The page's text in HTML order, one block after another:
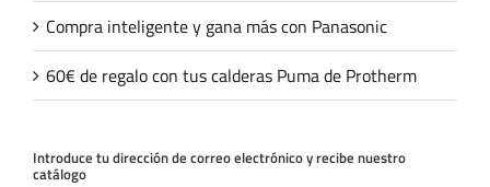
Compra inteligente y gana más con Panasonic
60€ de regalo con tus calderas Puma de Protherm
Introduce tu dirección de correo electrónico y recibe nuestro
catálogo